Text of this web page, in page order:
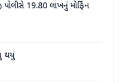
19.80 લાખનું મોર્ફિન
થયું